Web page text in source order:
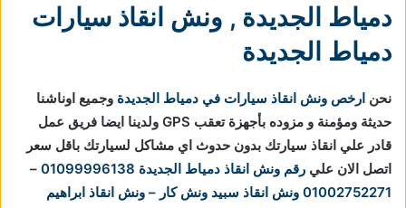
دمياط الجديدة , ونش انقاذ سيارات
دمياط الجديدة
نحن ارخص ونش انقاذ سيارات في دمياط الجديدة وجميع اوناشنا
حديثة ومؤمنة و مزوده بأجهزة تعقب GPS ولدينا ايضا فريق عمل
قادر علي انقاذ سيارتك بدون حدوث اي مشاكل لسيارتك باقل سعر
اتصل الان علي رقم ونش انقاذ دمياط الجديدة 01099996138
–
01002752271 ونش انقاذ سبيد ونش كار – ونش انقاذ ابراهيم